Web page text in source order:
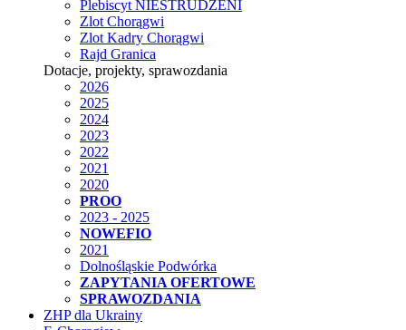
Plebiscyt NIESTRUDZENI
Zlot Chorągwi
Zlot Kadry Chorągwi
Rajd Granica
Dotacje, projekty, sprawozdania
2026
2025
2024
2023
2022
2021
2020
PROO
2023 - 2025
NOWEFIO
2021
Dolnośląskie Podwórka
ZAPYTANIA OFERTOWE
SPRAWOZDANIA
ZHP dla Ukrainy